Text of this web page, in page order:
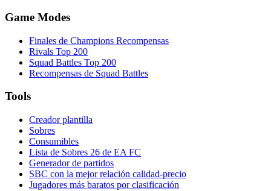
Game Modes
Finales de Champions Recompensas
Rivals Top 200
Squad Battles Top 200
Recompensas de Squad Battles
Tools
Creador plantilla
Sobres
Consumibles
Lista de Sobres 26 de EA FC
Generador de partidos
SBC con la mejor relación calidad-precio
Jugadores más baratos por clasificación